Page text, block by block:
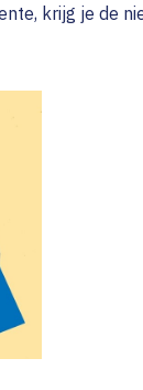
krijg je de